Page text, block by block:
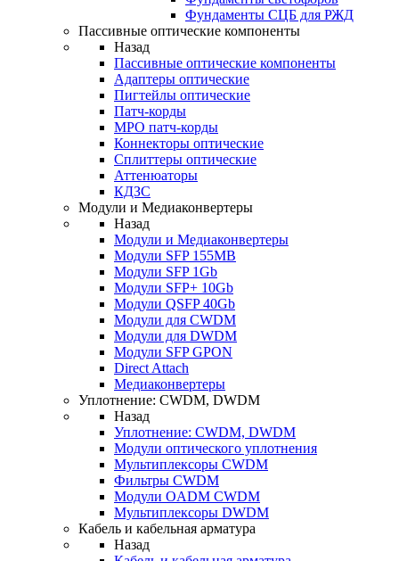
Фундаменты СЦБ для РЖД
Пассивные оптические компоненты
Назад
Пассивные оптические компоненты
Адаптеры оптические
Пигтейлы оптические
Патч-корды
MPO патч-корды
Коннекторы оптические
Сплиттеры оптические
Аттенюаторы
КДЗС
Модули и Медиаконвертеры
Назад
Модули и Медиаконвертеры
Модули SFP 155MB
Модули SFP 1Gb
Модули SFP+ 10Gb
Модули QSFP 40Gb
Модули для CWDM
Модули для DWDM
Модули SFP GPON
Direct Attach
Медиаконвертеры
Уплотнение: CWDM, DWDM
Назад
Уплотнение: CWDM, DWDM
Модули оптического уплотнения
Мультиплексоры CWDM
Фильтры CWDM
Модули OADM CWDM
Мультиплексоры DWDM
Кабель и кабельная арматура
Назад